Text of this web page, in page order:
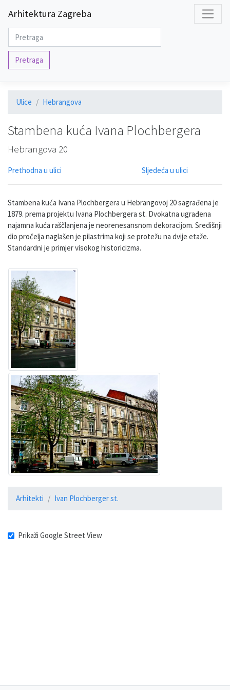
Arhitektura Zagreba
Pretraga
Ulice Hebrangova
Stambena kuća Ivana Plochbergera
Hebrangova 20
Prethodna u ulici Sljedeća u ulici
Stambena kuća Ivana Plochbergera u Hebrangovoj 20 sagrađena je
1879. prema projektu Ivana Plochbergera st. Dvokatna ugrađena
najamna kuća raščlanjena je neorenesansnom dekoracijom. Središnji
dio pročelja naglašen je pilastrima koji se protežu na dvije etaže.
Standardni je primjer visokog historicizma.
Arhitekti Ivan Plochberger st.
Prikaži Google Street View